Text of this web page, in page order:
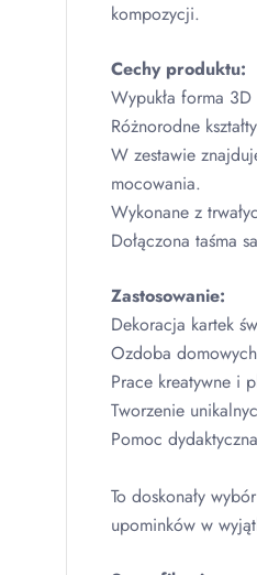
kompozycji.
Cechy produktu:
Wypukła forma
Różnorodne
W zestawie
mocowania.
Wykonane z
Dołączona taśma
Zastosowanie:
Dekoracja kartek
Ozdoba
Prace kreatywne i
Tworzenie
Pomoc
To doskonały
upominków w